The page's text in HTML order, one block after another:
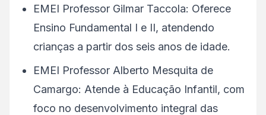
EMEI Professor Gilmar Taccola: Oferece
Ensino Fundamental I e II, atendendo
crianças a partir dos seis anos de idade.
EMEI Professor Alberto Mesquita de
Camargo: Atende à Educação Infantil, com
foco no desenvolvimento integral das